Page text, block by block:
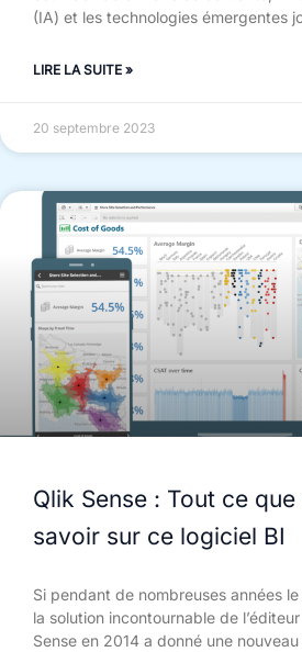
(IA) et les technologies émergentes
LIRE LA SUITE »
20 septembre 2023
Qlik Sense : Tout ce
savoir sur ce logiciel BI
Si pendant de nombreuses années
la solution incontournable de
Sense en 2014 a donné une